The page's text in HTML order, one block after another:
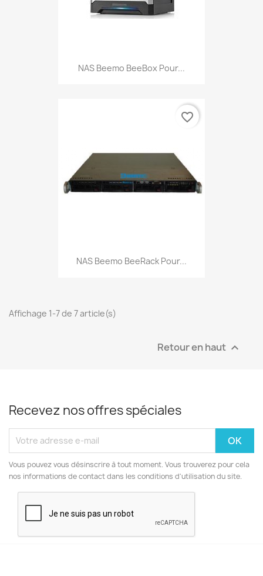
NAS Beemo BeeBox Pour...
NAS Beemo BeeRack Pour...
favorite_border
Affichage 1-7 de 7 article(s)
Retour en haut 
Recevez nos offres spéciales
Vous pouvez vous désinscrire à tout moment. Vous trouverez pour cela
nos informations de contact dans les conditions d'utilisation du site.